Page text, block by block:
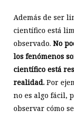
Además de ser
científico está
observado. No
los fenómenos
científico está
realidad.Por
no es algo fácil,
observar cómo